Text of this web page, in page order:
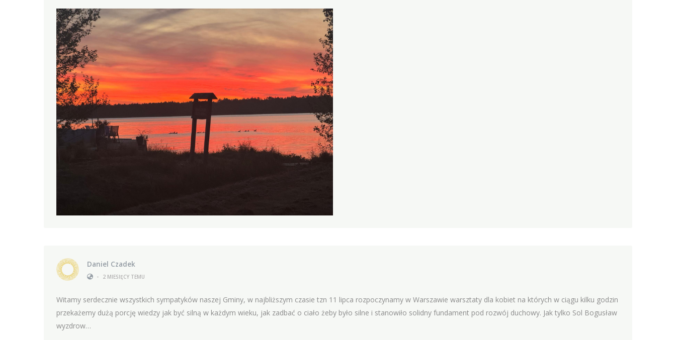
Daniel Czadek
•
2 MIESIĘCY TEMU
Witamy serdecznie wszystkich sympatyków naszej Gminy, w najbliższym czasie tzn 11 lipca rozpoczynamy w Warszawie warsztaty dla kobiet na których w ciągu kilku godzin
przekażemy dużą porcję wiedzy jak być silną w każdym wieku, jak zadbać o ciało żeby było silne i stanowiło solidny fundament pod rozwój duchowy. Jak tylko Sol Bogusław
wyzdrow…